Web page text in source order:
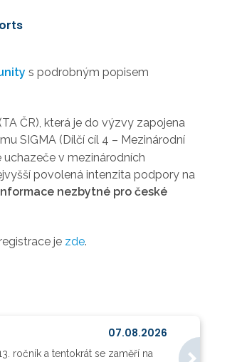
s podrobným popisem
ČR), která je do výzvy zapojena
SIGMA (Dílčí cíl 4 – Mezinárodní
v mezinárodních
povolená intenzita podpory na
nformace nezbytné pro české
je zde.
07.08.2026
ročník a tentokrát se zaměří na